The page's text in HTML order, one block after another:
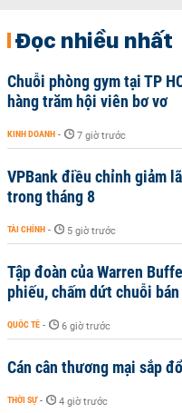
Đọc nhiều nhất
Chuỗi phòng gym tại TP
hàng trăm hội viên bơ vơ
KINH DOANH - 7 giờ trước
VPBank điều chỉnh giảm
trong tháng 8
TÀI CHÍNH - 5 giờ trước
Tập đoàn của Warren
phiếu, chấm dứt chuỗi
QUỐC TẾ - 6 giờ trước
Cán cân thương mại sắp
THỜI SỰ - 4 giờ trước